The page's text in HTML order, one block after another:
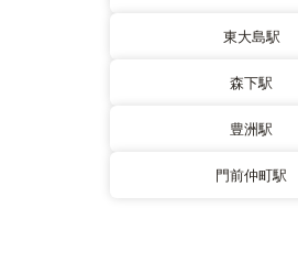
東大島駅
森下駅
豊洲駅
門前仲町駅